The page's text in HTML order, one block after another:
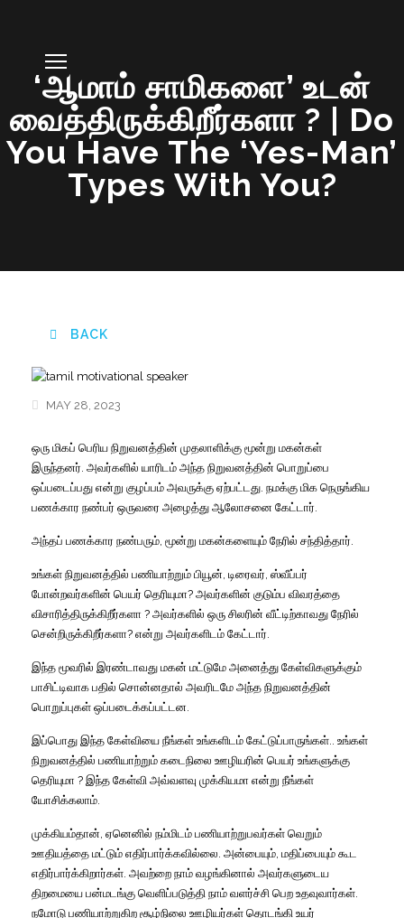
‘ஆமாம் சாமிகளை’ உடன்
வைத்திருக்கிறீர்களா ? | Do
You Have The ‘Yes-Man’
Types With You?
BACK
MAY 28, 2023
ஒரு மிகப் பெரிய நிறுவனத்தின் முதலாளிக்கு மூன்று மகன்கள்
இருந்தனர். அவர்களில் யாரிடம் அந்த நிறுவனத்தின் பொறுப்பை
ஒப்படைப்பது என்று குழப்பம் அவருக்கு ஏற்பட்டது. நமக்கு மிக நெருங்கிய
பணக்கார நண்பர் ஒருவரை அழைத்து ஆலோசனை கேட்டார்.
அந்தப் பணக்கார நண்பரும், மூன்று மகன்களையும் நேரில் சந்தித்தார்.
உங்கள் நிறுவனத்தில் பணியாற்றும் பியூன், டிரைவர், ஸ்வீப்பர்
போன்றவர்களின் பெயர் தெரியுமா? அவர்களின் குடும்ப விவரத்தை
விசாரித்திருக்கிறீர்களா ? அவர்களில் ஒரு சிலரின் வீட்டிற்காவது நேரில்
சென்றிருக்கிறீர்களா? என்று அவர்களிடம் கேட்டார்.
இந்த மூவரில் இரண்டாவது மகன் மட்டுமே அனைத்து கேள்விகளுக்கும்
பாசிட்டிவாக பதில் சொன்னதால் அவரிடமே அந்த நிறுவனத்தின்
பொறுப்புகள் ஒப்படைக்கப்பட்டன.
இப்பொது இந்த கேள்வியை நீங்கள் உங்களிடம் கேட்டுப்பாருங்கள்.. உங்கள்
நிறுவனத்தில் பணியாற்றும் கடைநிலை ஊழியரின் பெயர் உங்களுக்கு
தெரியுமா ? இந்த கேள்வி அவ்வளவு முக்கியமா என்று நீங்கள்
யோசிக்கலாம்.
முக்கியம்தான், ஏனெனில் நம்மிடம் பணியாற்றுபவர்கள் வெறும்
ஊதியத்தை மட்டும் எதிர்பார்க்கவில்லை. அன்பையும், மதிப்பையும் கூட
எதிர்பார்க்கிறார்கள். அவற்றை நாம் வழங்கினால் அவர்களுடைய
திறமையை பன்மடங்கு வெளிப்படுத்தி நாம் வளர்ச்சி பெற உதவுவார்கள்.
நமோடு பணியாற்றுகிற சூழ்நிலை ஊழியர்கள் தொடங்கி உயர்